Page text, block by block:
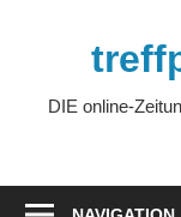
DIE online-